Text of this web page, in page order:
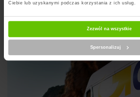
Ciebie lub uzyskanymi podczas korzystania z ich usług.
Zezwól na wszystkie
Spersonalizuj